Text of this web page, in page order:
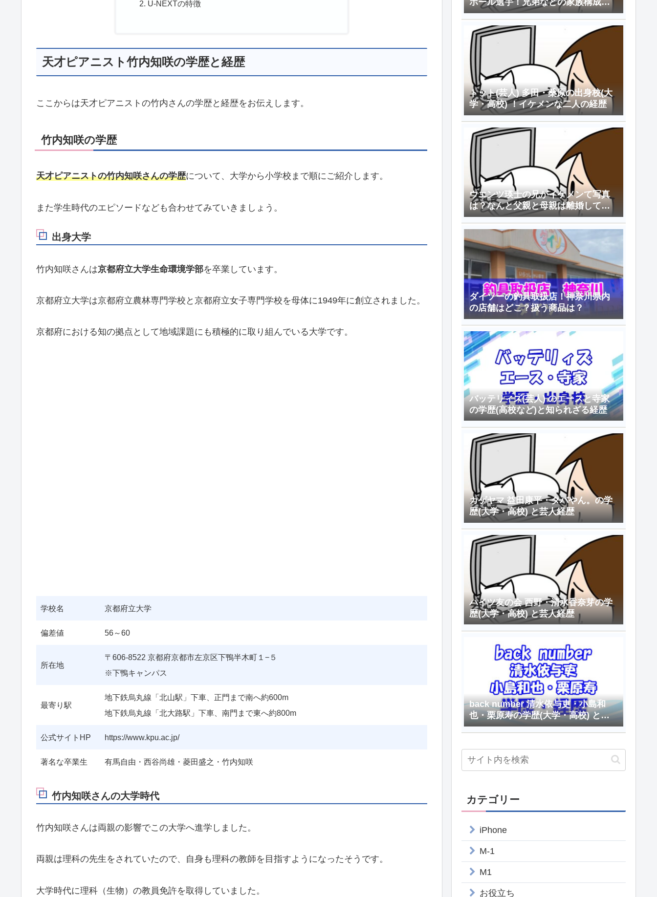
U-NEXTの特徴
天才ピアニスト竹内知咲の学歴と経歴
ここからは天才ピアニストの竹内さんの学歴と経歴をお伝えします。
竹内知咲の学歴
天才ピアニストの竹内知咲さんの学歴について、大学から小学校まで順にご紹介します。
また学生時代のエピソードなども合わせてみていきましょう。
出身大学
竹内知咲さんは京都府立大学生命環境学部を卒業しています。
京都府立大学は京都府立農林専門学校と京都府立女子専門学校を母体に1949年に創立されました。
京都府における知の拠点として地域課題にも積極的に取り組んでいる大学です。
学校名 京都府立大学
偏差値 56～60
所在地
〒606-8522 京都府京都市左京区下鴨半木町１−５
※下鴨キャンパス
最寄り駅
地下鉄烏丸線「北山駅」下車、正門まで南へ約600m
地下鉄烏丸線「北大路駅」下車、南門まで東へ約800m
公式サイトHP https://www.kpu.ac.jp/
著名な卒業生 有馬自由・西谷尚雄・菱田盛之・竹内知咲
竹内知咲さんの大学時代
竹内知咲さんは両親の影響でこの大学へ進学しました。
両親は理科の先生をされていたので、自身も理科の教師を目指すようになったそうです。
大学時代に理科（生物）の教員免許を取得していました。
ボール選手！兄弟などの家族構成や
嫁情報
トット(芸人) 多田・桑原の出身校(大
学・高校) ！イケメンな二人の経歴
ウエンツ瑛士の兄がイケメンて写真
は？なんと父親と母親は離婚してい
た
ダイソーの釣具取扱店！神奈川県内
の店舗はどこ？扱う商品は？
バッテリィズ(芸人) のエースと寺家
の学歴(高校など)と知られざる経歴
カゲヤマ 益田康平・タバやん。の学
歴(大学・高校) と芸人経歴
ハイツ友の会 西野・清水香奈芽の学
歴(大学・高校) と芸人経歴
back number 清水依与吏・小島和
也・栗原寿の学歴(大学・高校) と経
歴
カテゴリー
iPhone
M-1
M1
お役立ち